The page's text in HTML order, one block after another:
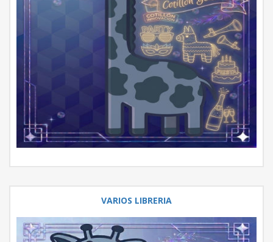
VARIOS LIBRERIA